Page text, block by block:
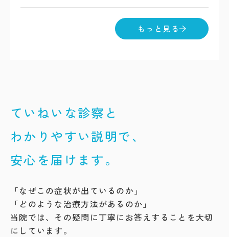
もっと見る
ていねいな診察と
わかりやすい説明で、
安心を届けます。
「なぜこの症状が出ているのか」
「どのような治療方法があるのか」
当院では、その疑問に丁寧にお答えすることを大切
にしています。